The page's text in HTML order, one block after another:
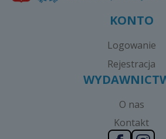
KONTO
Logowanie
Rejestracja
O nas
Kontakt